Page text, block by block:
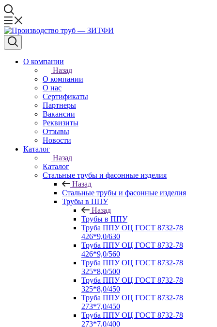
О компании
Назад
О компании
О нас
Сертификаты
Партнеры
Вакансии
Реквизиты
Отзывы
Новости
Каталог
Назад
Каталог
Стальные трубы и фасонные изделия
Назад
Стальные трубы и фасонные изделия
Трубы в ППУ
Назад
Трубы в ППУ
Труба ППУ ОЦ ГОСТ 8732-78
426*9,0/630
Труба ППУ ОЦ ГОСТ 8732-78
426*9,0/560
Труба ППУ ОЦ ГОСТ 8732-78
325*8,0/500
Труба ППУ ОЦ ГОСТ 8732-78
325*8,0/450
Труба ППУ ОЦ ГОСТ 8732-78
273*7,0/450
Труба ППУ ОЦ ГОСТ 8732-78
273*7,0/400